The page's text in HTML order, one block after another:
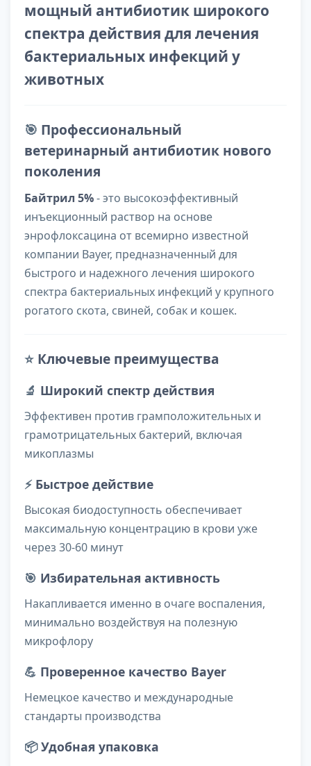
мощный антибиотик широкого
спектра действия для лечения
бактериальных инфекций у
животных
🎯 Профессиональный
ветеринарный антибиотик нового
поколения
Байтрил 5%- это высокоэффективный
инъекционный раствор на основе
энрофлоксацина от всемирно известной
компании Bayer, предназначенный для
быстрого и надежного лечения широкого
спектра бактериальных инфекций у крупного
рогатого скота, свиней, собак и кошек.
⭐ Ключевые преимущества
🔬 Широкий спектр действия
Эффективен против грамположительных и
грамотрицательных бактерий, включая
микоплазмы
⚡ Быстрое действие
Высокая биодоступность обеспечивает
максимальную концентрацию в крови уже
через 30-60 минут
🎯 Избирательная активность
Накапливается именно в очаге воспаления,
минимально воздействуя на полезную
микрофлору
💪 Проверенное качество Bayer
Немецкое качество и международные
стандарты производства
📦Удобная упаковка